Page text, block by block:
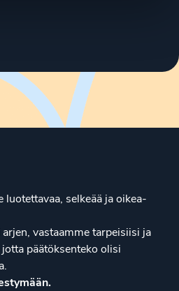
selkeää ja oikea-
vastaamme tarpeisiisi ja
päätöksenteko olisi